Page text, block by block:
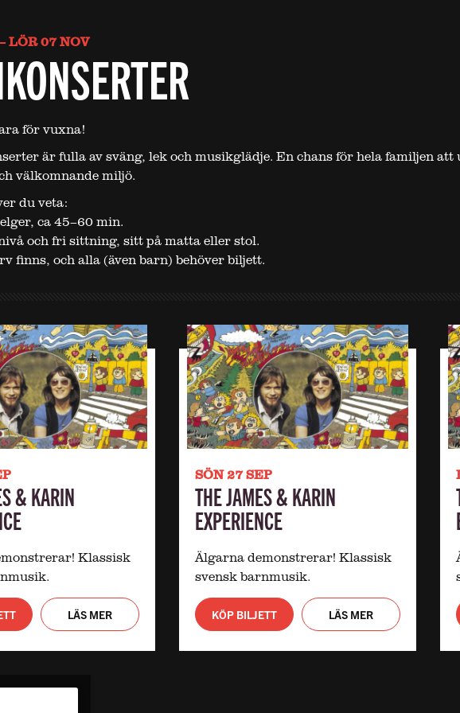
LÖR 07 NOV
för vuxna!
är fulla av sväng, lek och musikglädje. En chans för hela familjen
välkomnande miljö.
du veta:
ca 45–60 min.
och fri sittning, sitt på matta eller stol.
finns, och alla (även barn) behöver biljett.
& KARIN
Klassisk
LÄS MER
SÖN 27 SEP
THE JAMES & KARIN
EXPERIENCE
Älgarna demonstrerar! Klassisk
svensk barnmusik.
KÖP BILJETT LÄS MER